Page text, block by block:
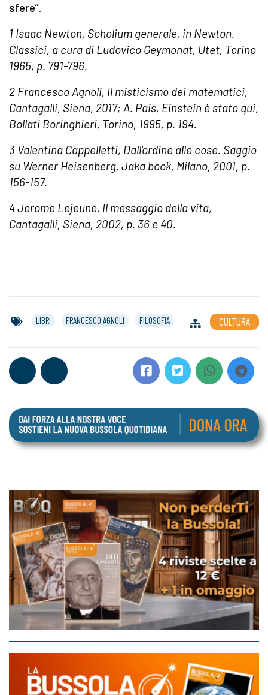
sfere”.
1 Isaac Newton, Scholium generale, in Newton.
Classici, a cura di Ludovico Geymonat, Utet, Torino
1965, p. 791-796.
2 Francesco Agnoli, Il misticismo dei matematici,
Cantagalli, Siena, 2017; A. Pais, Einstein è stato qui,
Bollati Boringhieri, Torino, 1995, p. 194.
3 Valentina Cappelletti, Dall'ordine alle cose. Saggio
su Werner Heisenberg, Jaka book, Milano, 2001, p.
156-157.
4 Jerome Lejeune, Il messaggio della vita,
Cantagalli, Siena, 2002, p. 36 e 40.
LIBRI FRANCESCO AGNOLI FILOSOFIA CULTURA